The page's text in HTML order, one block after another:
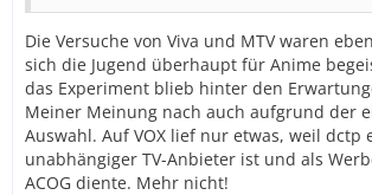
Die Versuche von Viva und MTV waren
sich die Jugend überhaupt für Anime
das Experiment blieb hinter den
Meiner Meinung nach auch aufgrund der
Auswahl. Auf VOX lief nur etwas, weil dctp
unabhängiger TV-Anbieter ist und als
ACOG diente. Mehr nicht!